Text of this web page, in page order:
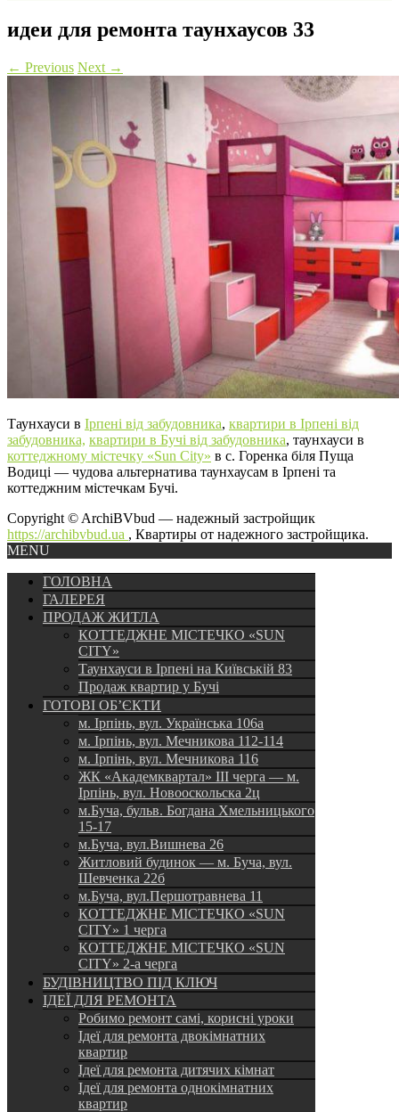
идеи для ремонта таунхаусов 33
← Previous Next →
Таунхауси в Ірпені від забудовника, квартири в Ірпені від
забудовника, квартири в Бучі від забудовника, таунхауси в
коттеджному містечку «Sun City» в с. Горенка біля Пуща
Водиці — чудова альтернатива таунхаусам в Ірпені та
коттеджним містечкам Бучі.
Copyright © ArchiBVbud — надежный застройщик
https://archibvbud.ua , Квартиры от надежного застройщика.
MENU
ГОЛОВНА
ГАЛЕРЕЯ
ПРОДАЖ ЖИТЛА
КОТТЕДЖНЕ МІСТЕЧКО «SUN
CITY»
Таунхауси в Ірпені на Київській 83
Продаж квартир у Бучі
ГОТОВІ ОБ’ЄКТИ
м. Ірпінь, вул. Українська 106а
м. Ірпінь, вул. Мечникова 112-114
м. Ірпінь, вул. Мечникова 116
ЖК «Академквартал» III черга — м.
Ірпінь, вул. Новооскольска 2ц
м.Буча, бульв. Богдана Хмельницького
15-17
м.Буча, вул.Вишнева 26
Житловий будинок — м. Буча, вул.
Шевченка 22б
м.Буча, вул.Першотравнева 11
КОТТЕДЖНЕ МІСТЕЧКО «SUN
CITY» 1 черга
КОТТЕДЖНЕ МІСТЕЧКО «SUN
CITY» 2-а черга
БУДІВНИЦТВО ПІД КЛЮЧ
ІДЕЇ ДЛЯ РЕМОНТА
Робимо ремонт самі, корисні уроки
Ідеї для ремонта двокімнатних
квартир
Ідеї для ремонта дитячих кімнат
Ідеї для ремонта однокімнатних
квартир